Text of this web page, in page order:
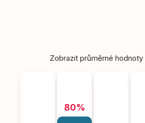
Zobrazit průměrné hodnoty
80%